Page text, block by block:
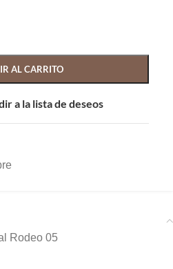
AL CARRITO
a la lista de deseos
Rodeo 05